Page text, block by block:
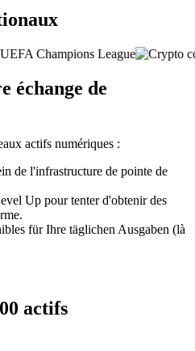
échange de
actifs numériques :
de l'infrastructure de pointe de
Up pour tenter d'obtenir des
für Ihre täglichen Ausgaben (là
actifs